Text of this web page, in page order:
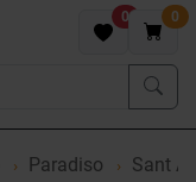
0 0
Paradiso Sant